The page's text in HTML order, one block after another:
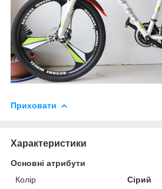
Приховати
Характеристики
Основні атрибути
Колір
Сірий